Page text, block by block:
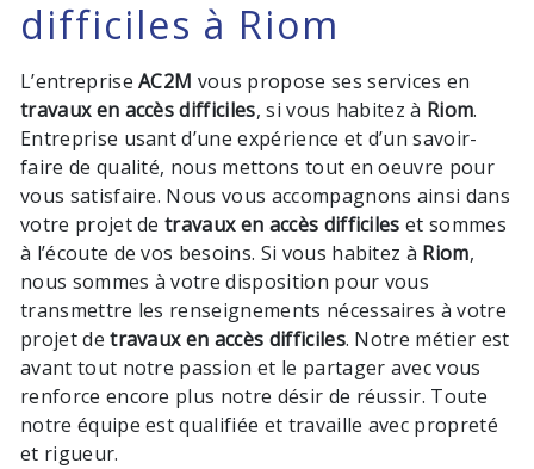
difficiles à Riom
L’entrepriseAC2M vous propose ses services en
travaux en accès difficiles, si vous habitez à Riom.
Entreprise usant d’une expérience et d’un savoir-
faire de qualité, nous mettons tout en oeuvre pour
vous satisfaire. Nous vous accompagnons ainsi dans
votre projet detravaux en accès difficiles et sommes
à l’écoute de vos besoins. Si vous habitez à Riom,
nous sommes à votre disposition pour vous
transmettre les renseignements nécessaires à votre
projet detravaux en accès difficiles. Notre métier est
avant tout notre passion et le partager avec vous
renforce encore plus notre désir de réussir. Toute
notre équipe est qualifiée et travaille avec propreté
et rigueur.